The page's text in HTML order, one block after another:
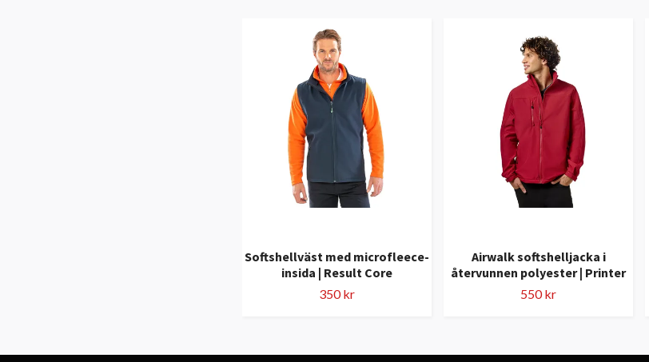
Softshellväst med microfleece-
insida | Result Core
350 kr
Airwalk softshelljacka i
återvunnen polyester | Printer
550 kr